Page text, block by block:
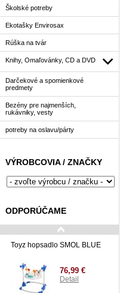
Školské potreby
Ekotašky Envirosax
Rúška na tvár
Knihy, Omaľovánky, CD a DVD
Darčekové a spomienkové
predmety
Bezény pre najmenších,
rukávniky, vesty
potreby na oslavu/párty
VÝROBCOVIA / ZNAČKY
ODPORÚČAME
Toyz hopsadlo SMOL BLUE
76,99 €
Detail